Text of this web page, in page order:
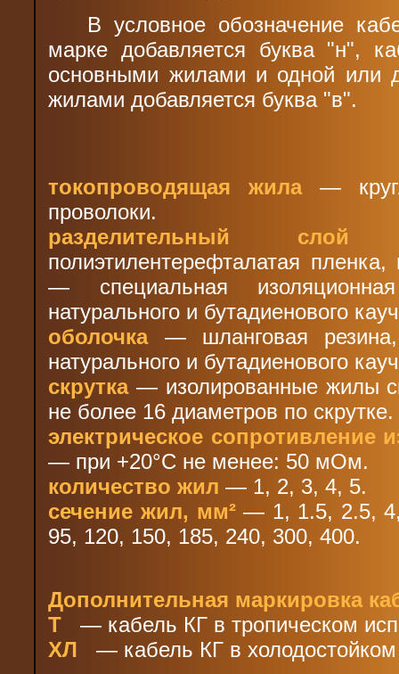
В условное обозначение
марке добавляется буква "н",
основными жилами и одной или
жилами добавляется буква "в".
токопроводящая жила—
проволоки.
разделительный слой
полиэтилентерефталатая
— специальная
натурального и бутадиенового
оболочка— шланговая
натурального и бутадиенового
скрутка— изолированные жилы
не более 16 диаметров по скрутке.
электрическое сопротивление
— при +20°С не менее: 50 мОм.
количество жил — 1, 2, 3, 4, 5.
cечение жил, мм²— 1, 1.5, 2.5, 4,
95, 120, 150, 185, 240, 300, 400.
Дополнительная маркировка
Т— кабель КГ в тропическом
ХЛ— кабель КГ в